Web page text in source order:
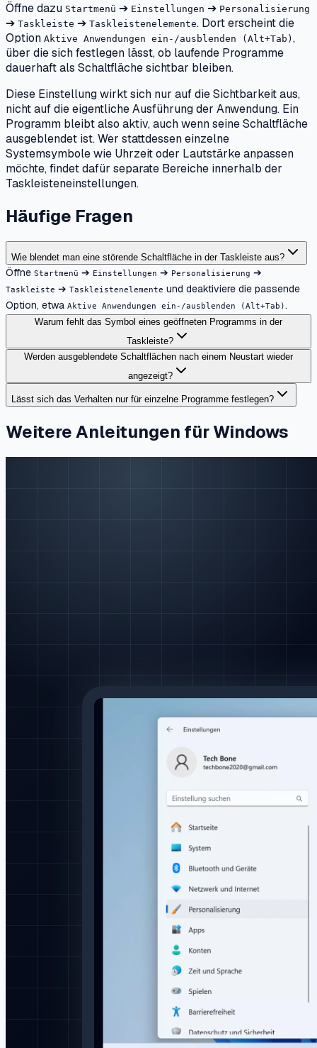
Öffne dazu Startmenü ➔ Einstellungen ➔ Personalisierung
➔ Taskleiste ➔ Taskleistenelemente. Dort erscheint die
Option Aktive Anwendungen ein-/ausblenden (Alt+Tab) ,
über die sich festlegen lässt, ob laufende Programme
dauerhaft als Schaltfläche sichtbar bleiben.
Diese Einstellung wirkt sich nur auf die Sichtbarkeit aus,
nicht auf die eigentliche Ausführung der Anwendung. Ein
Programm bleibt also aktiv, auch wenn seine Schaltfläche
ausgeblendet ist. Wer stattdessen einzelne
Systemsymbole wie Uhrzeit oder Lautstärke anpassen
möchte, findet dafür separate Bereiche innerhalb der
Taskleisteneinstellungen.
Häufige Fragen
Wie blendet man eine störende Schaltfläche in der Taskleiste aus?
Öffne Startmenü ➔ Einstellungen ➔ Personalisierung ➔
Taskleiste ➔ Taskleistenelemente und deaktiviere die passende
Option, etwa Aktive Anwendungen ein-/ausblenden (Alt+Tab).
Warum fehlt das Symbol eines geöffneten Programms in der
Taskleiste?
Werden ausgeblendete Schaltflächen nach einem Neustart wieder
angezeigt?
Lässt sich das Verhalten nur für einzelne Programme festlegen?
Weitere Anleitungen für Windows